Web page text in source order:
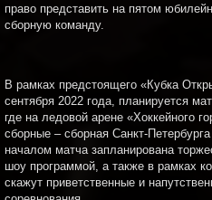
право представить на пятом
сборную команду.
В рамках предстоящего «Кубка
сентября 2022 года, планируется
где на ледовой арене «Хоккейного
сборные – сборная Санкт-
началом матча запланирована
шоу программой, а также в рамках
скажут приветственные и